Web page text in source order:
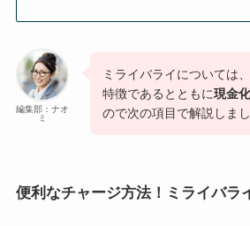
編集部：ナオ
ミ
ミライバライについては
特徴であるとともに現金
ので次の項目で解説しまし
便利なチャージ方法！ミライバラ